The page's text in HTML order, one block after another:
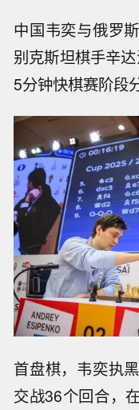
中国韦奕与俄罗
别克斯坦棋手辛
5分钟快棋赛阶段
首盘棋，韦奕执
交战36个回合，